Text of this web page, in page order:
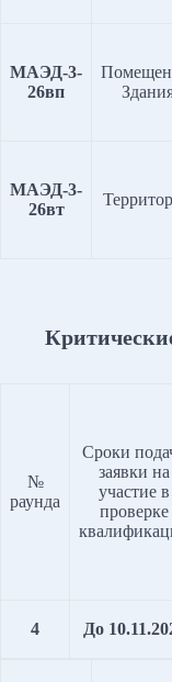
МАЭД-3-
26вп
МАЭД-3-
26вт
№
раунда
Сроки
заявки на
участие в
проверке
4 До